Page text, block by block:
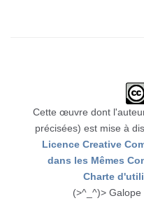
Cette œuvre dont
précisées) est mise à
Licence Creative
dans les Mêmes
Charte
(>^_^)> Galope